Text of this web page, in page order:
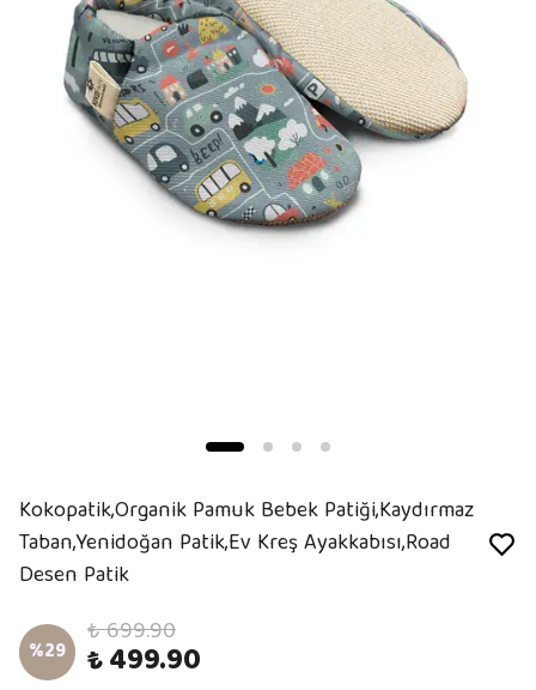
Kokopatik,Organik Pamuk Bebek Patiği,Kaydırmaz
Taban,Yenidoğan Patik,Ev Kreş Ayakkabısı,Road
Desen Patik
%29 ₺ 699.90
₺ 499.90